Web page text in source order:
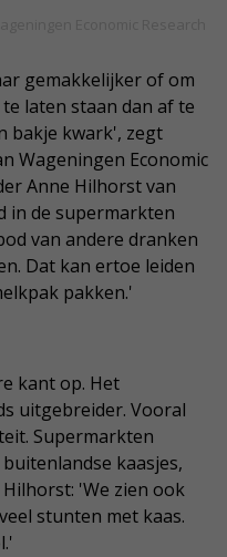
gemakkelijker of om
laten staan dan af te
bakje kwark', zegt
Wageningen Economic
Anne Hilhorst van
in de supermarkten
van andere dranken
Dat kan ertoe leiden
pakken.'
kant op. Het
uitgebreider. Vooral
Supermarkten
kaasjes,
'We zien ook
stunten met kaas.